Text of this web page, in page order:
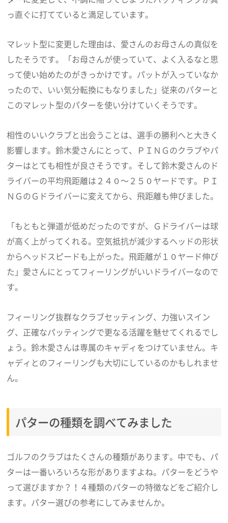
っ直ぐに打てていると満足しています。
マレット型に変更した理由は、愛さんのお母さんの真似を
したそうです。「お母さんが使っていて、よく入るなと思
って使い始めたのがきっかけです。パットが入っていなか
ったので、いい気分転換にもなりました」従来のパターと
このマレット型のパターを使い分けていくそうです。
相性のいいクラブと出会うことは、選手の勝利へと大きく
影響します。鈴木愛さんにとって、ＰＩＮＧのクラブやパ
ターはとても相性が良さそうです。そして鈴木愛さんのド
ライバーの平均飛距離は２４０～２５０ヤードです。ＰＩ
ＮＧのＧドライバーに変えてから、飛距離も伸びました。
「もともと弾道が低めだったのですが、Ｇドライバーは球
が高く上がってくれる。空気抵抗が減少するヘッドの形状
からヘッドスピードも上がった。飛距離が１０ヤード伸び
た」愛さんにとってフィーリングがいいドライバーなので
す。
フィーリング抜群なクラブセッティング、力強いスイン
グ、正確なパッティングで更なる活躍を魅せてくれるでし
ょう。鈴木愛さんは専属のキャディをつけていません。キ
ャディとのフィーリングも大切にしているのかもしれませ
ん。
パターの種類を調べてみました
ゴルフのクラブはたくさんの種類があります。中でも、パ
ターは一番いろいろな形がありますよね。パターをどうや
って選びますか？！４種類のパターの特徴などをご紹介し
ます。パター選びの参考にしてみませんか。